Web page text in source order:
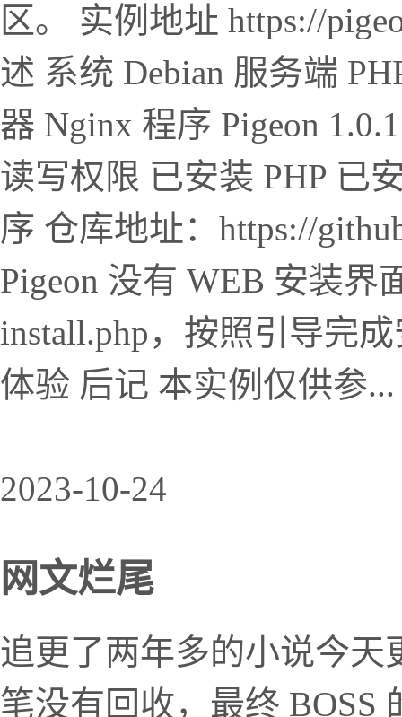
区。 实例地址 https://
述 系统 Debian 服务端
器 Nginx 程序 Pigeon
读写权限 已安装 PHP 已
序 仓库地址：https://
Pigeon 没有 WEB 安装界
install.php，按照引导完
体验 后记 本实例仅供参...
2023-10-24
网文烂尾
追更了两年多的小说今天
笔没有回收，最终 BOSS